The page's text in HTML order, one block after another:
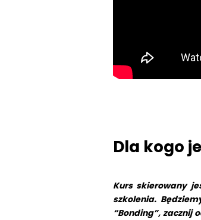
Dla kogo
Kurs skierowany
szkolenia.
“Bonding”, zacznij